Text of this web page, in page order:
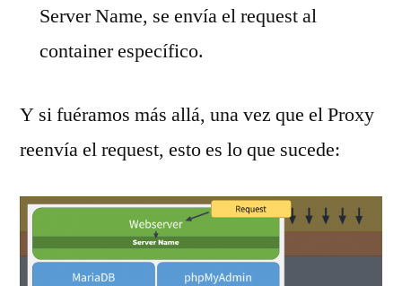
Server Name, se envía el request al
container específico.
Y si fuéramos más allá, una vez que el Proxy
reenvía el request, esto es lo que sucede: